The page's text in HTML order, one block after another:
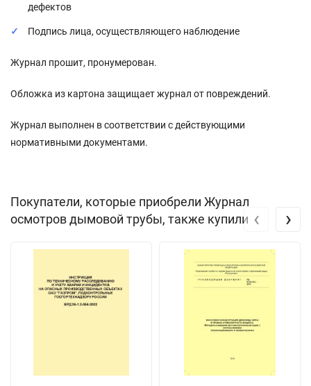
дефектов
Подпись лица, осуществляющего наблюдение
Журнал прошит, пронумерован.
Обложка из картона защищает журнал от повреждений.
Журнал выполнен в соответствии с действующими
нормативными документами.
Покупатели, которые приобрели Журнал
осмотров дымовой трубы, также купили ‹ ›